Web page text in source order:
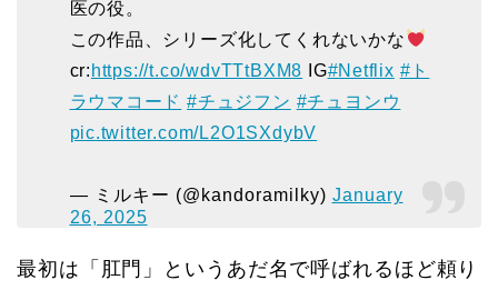
医の役。
この作品、シリーズ化してくれないかな
cr: https://t.co/wdvTTtBXM8 IG#Netflix #ト
ラウマコード #チュジフン #チュヨンウ
pic.twitter.com/L2O1SXdybV
— ミルキー (@kandoramilky) January
26, 2025
最初は「肛門」というあだ名で呼ばれるほど頼り